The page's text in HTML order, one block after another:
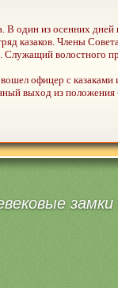
В один из осенних
казаков. Члены
Служащий волостного
офицер с казаками
выход из положения